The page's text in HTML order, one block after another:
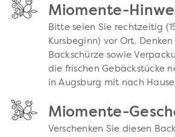
Miomente-
Bitte seien Sie rechtzeitig
Kursbeginn) vor Ort.
Backschürze sowie
die frischen Gebäckstücke
in Augsburg mit nach
Miomente-
Verschenken Sie diesen